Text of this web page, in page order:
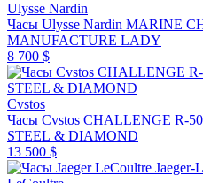
Ulysse Nardin
Часы Ulysse Nardin MARINE
MANUFACTURE LADY
8 700 $
Cvstos
Часы Cvstos CHALLENGE R-
STEEL & DIAMOND
13 500 $